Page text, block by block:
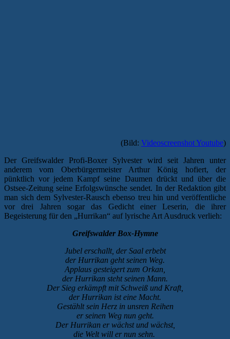
(Bild: Videoscreenshot Youtube)
Der Greifswalder Profi-Boxer Sylvester wird seit Jahren unter
anderem vom Oberbürgermeister Arthur König hofiert, der
pünktlich vor jedem Kampf seine Daumen drückt und über die
Ostsee-Zeitung seine Erfolgswünsche sendet. In der Redaktion gibt
man sich dem Sylvester-Rausch ebenso treu hin und veröffentliche
vor drei Jahren sogar das Gedicht einer Leserin, die ihrer
Begeisterung für den „Hurrikan“ auf lyrische Art Ausdruck verlieh:
Greifswalder Box-Hymne
Jubel erschallt, der Saal erbebt
der Hurrikan geht seinen Weg.
Applaus gesteigert zum Orkan,
der Hurrikan steht seinen Mann.
Der Sieg erkämpft mit Schweiß und Kraft,
der Hurrikan ist eine Macht.
Gestählt sein Herz in unsren Reihen
er seinen Weg nun geht.
Der Hurrikan er wächst und wächst,
die Welt will er nun sehn.